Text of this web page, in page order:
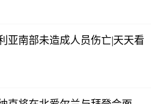
亚南部未造成人员伤亡|天天看